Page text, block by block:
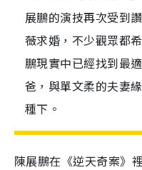
展鵬的演技再次受到
薇求婚，不少觀眾都
鵬現實中已經找到最
爸，與單文柔的夫妻
種下。
陳展鵬在《逆天奇案》